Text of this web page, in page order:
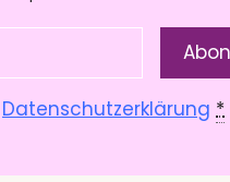
Datenschutzerklärung *